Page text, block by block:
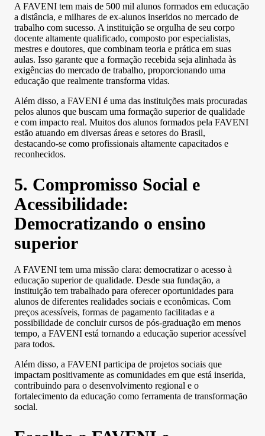
A FAVENI tem mais de 500 mil alunos formados em educação
a distância, e milhares de ex-alunos inseridos no mercado de
trabalho com sucesso. A instituição se orgulha de seu corpo
docente altamente qualificado, composto por especialistas,
mestres e doutores, que combinam teoria e prática em suas
aulas. Isso garante que a formação recebida seja alinhada às
exigências do mercado de trabalho, proporcionando uma
educação que realmente transforma vidas.
Além disso, a FAVENI é uma das instituições mais procuradas
pelos alunos que buscam uma formação superior de qualidade
e com impacto real. Muitos dos alunos formados pela FAVENI
estão atuando em diversas áreas e setores do Brasil,
destacando-se como profissionais altamente capacitados e
reconhecidos.
5. Compromisso Social e
Acessibilidade:
Democratizando o ensino
superior
A FAVENI tem uma missão clara: democratizar o acesso à
educação superior de qualidade. Desde sua fundação, a
instituição tem trabalhado para oferecer oportunidades para
alunos de diferentes realidades sociais e econômicas. Com
preços acessíveis, formas de pagamento facilitadas e a
possibilidade de concluir cursos de pós-graduação em menos
tempo, a FAVENI está tornando a educação superior acessível
para todos.
Além disso, a FAVENI participa de projetos sociais que
impactam positivamente as comunidades em que está inserida,
contribuindo para o desenvolvimento regional e o
fortalecimento da educação como ferramenta de transformação
social.